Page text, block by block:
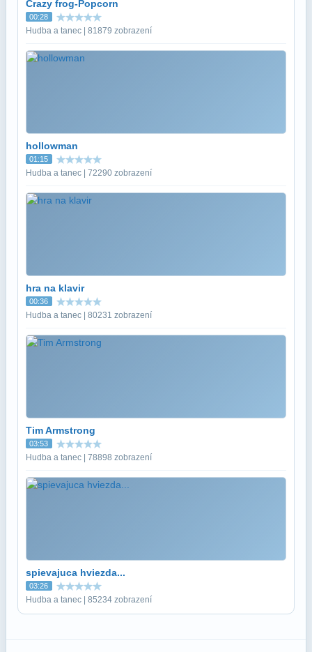
Crazy frog-Popcorn
00:28
Hudba a tanec | 81879 zobrazení
hollowman
01:15
Hudba a tanec | 72290 zobrazení
hra na klavir
00:36
Hudba a tanec | 80231 zobrazení
Tim Armstrong
03:53
Hudba a tanec | 78898 zobrazení
spievajuca hviezda...
03:26
Hudba a tanec | 85234 zobrazení